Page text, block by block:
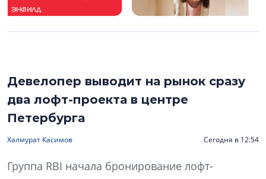
Девелопер выводит на рынок сразу
два лофт-проекта в центре
Петербурга
Халмурат Касимов Сегодня в 12:54
Группа RBI начала бронирование лофт-